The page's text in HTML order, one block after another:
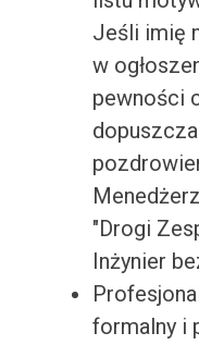
Jeśli imię
w
pewności
"Drogi
Inżynier
formalny i